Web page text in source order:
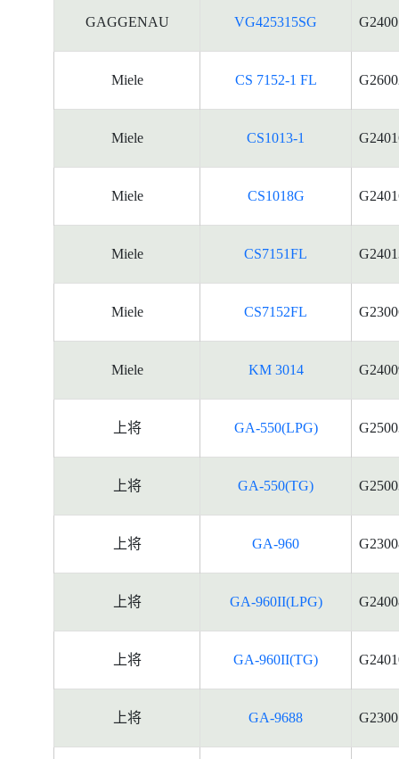
GAGGENAU VG425315SG
Miele CS 7152-1 FL
Miele CS1013-1
Miele CS1018G
Miele CS7151FL
Miele CS7152FL
Miele KM 3014
上将 GA-550(LPG)
上将 GA-550(TG)
上将 GA-960
上将 GA-960II(LPG)
上将 GA-960II(TG)
上将 GA-9688